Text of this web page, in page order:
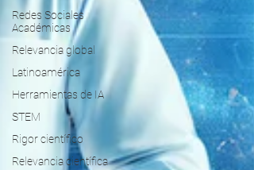
Redes Sociales
Académicas
Relevancia global
Latinoamérica
Herramientas de IA
STEM
Rigor científico
Relevancia científica